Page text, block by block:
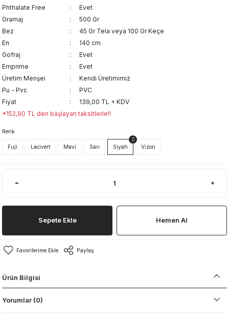
Phthalate Free
Evet
Gramaj
500 Gr
Bez
45 Gr Tela veya 100 Gr Keçe
En
140 cm
Gofraj
Evet
Emprime
Evet
Üretim Menşei
Kendi Üretimimiz
Pu - Pvc
PVC
Fiyat
139,00 TL + KDV
*152,90 TL den başlayan taksitlerle!!
Renk
Fuji Lacivert Mavi Sarı Siyah Vizon
Sepete Ekle Hemen Al
Paylaş
Ürün Bilgisi
Yorumlar (0)